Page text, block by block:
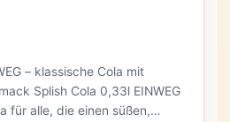
– klassische Cola mit
Splish Cola 0,33l EINWEG
für alle, die einen süßen,